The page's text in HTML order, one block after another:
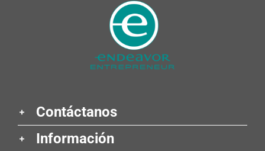
Contáctanos
Información